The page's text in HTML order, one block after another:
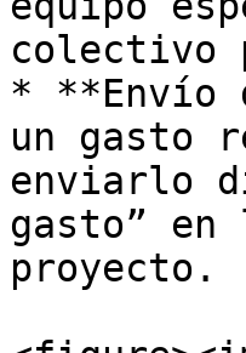
colectivo
* **Envío
un gasto
enviarlo
gasto”
proyecto.